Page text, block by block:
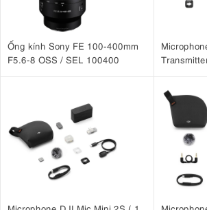
Ống kính Sony FE 100-400mm
F5.6-8 OSS / SEL 100400